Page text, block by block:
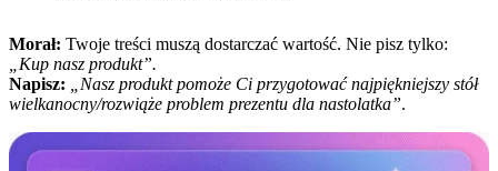
Morał: Twoje treści muszą dostarczać wartość. Nie pisz tylko:
„Kup nasz produkt”.
Napisz:
„Nasz produkt pomoże Ci przygotować najpiękniejszy stół
wielkanocny/rozwiąże problem prezentu dla nastolatka”.